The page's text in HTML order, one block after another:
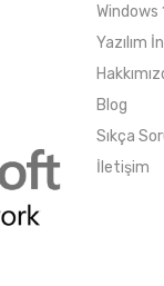
Windows
Yazılım
Blog
Sıkça
İletişim